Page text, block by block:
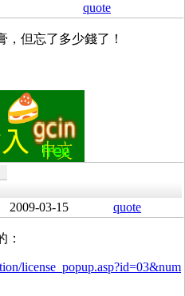
quote
但忘了多少錢了！
2009-03-15 quote
：
license_popup.asp?id=03&num